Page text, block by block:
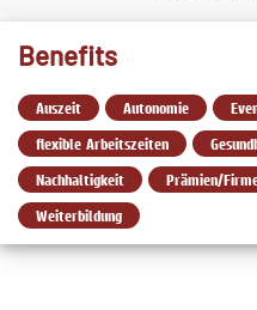
Benefits
Auszeit Autonomie
flexible Arbeitszeiten
Nachhaltigkeit
Prämien/
Weiterbildung